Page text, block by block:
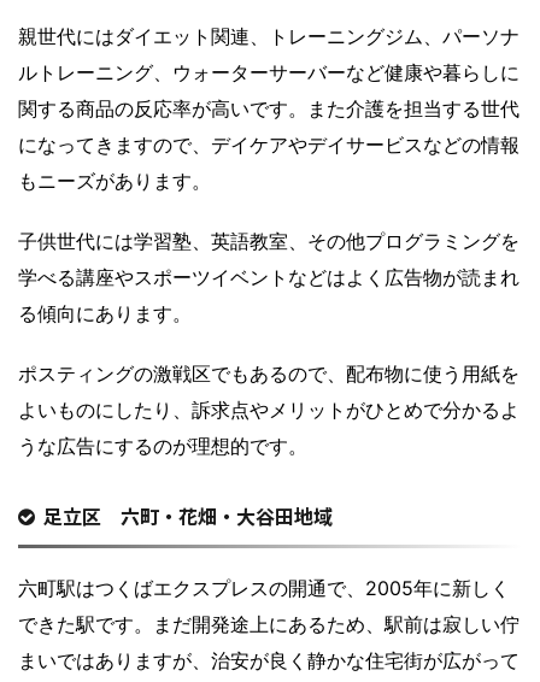
親世代にはダイエット関連、トレーニングジム、パーソナ
ルトレーニング、ウォーターサーバーなど健康や暮らしに
関する商品の反応率が高いです。また介護を担当する世代
になってきますので、デイケアやデイサービスなどの情報
もニーズがあります。
子供世代には学習塾、英語教室、その他プログラミングを
学べる講座やスポーツイベントなどはよく広告物が読まれ
る傾向にあります。
ポスティングの激戦区でもあるので、配布物に使う用紙を
よいものにしたり、訴求点やメリットがひとめで分かるよ
うな広告にするのが理想的です。
足立区 六町・花畑・大谷田地域
六町駅はつくばエクスプレスの開通で、2005年に新しく
できた駅です。まだ開発途上にあるため、駅前は寂しい佇
まいではありますが、治安が良く静かな住宅街が広がって